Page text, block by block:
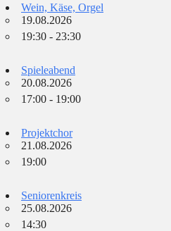
Wein, Käse, Orgel
19.08.2026
19:30 - 23:30
Spieleabend
20.08.2026
17:00 - 19:00
Projektchor
21.08.2026
19:00
Seniorenkreis
25.08.2026
14:30